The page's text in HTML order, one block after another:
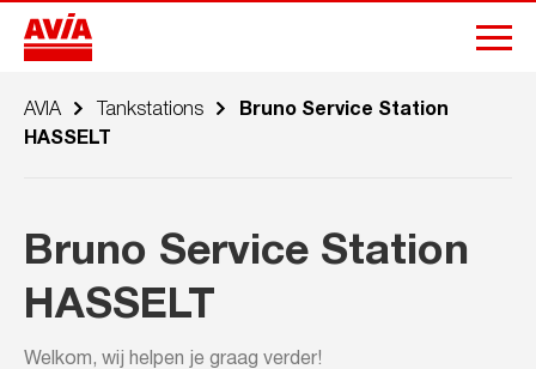
AVIA Tankstations
Bruno Service Station
HASSELT
Bruno Service Station
HASSELT
Welkom, wij helpen je graag verder!